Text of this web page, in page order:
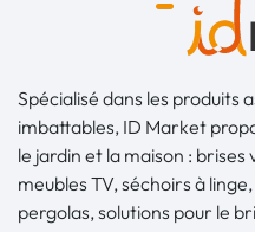
Spécialisé dans les produits
imbattables, ID Market
le jardin et la maison :
meubles TV, séchoirs à
pergolas, solutions pour le